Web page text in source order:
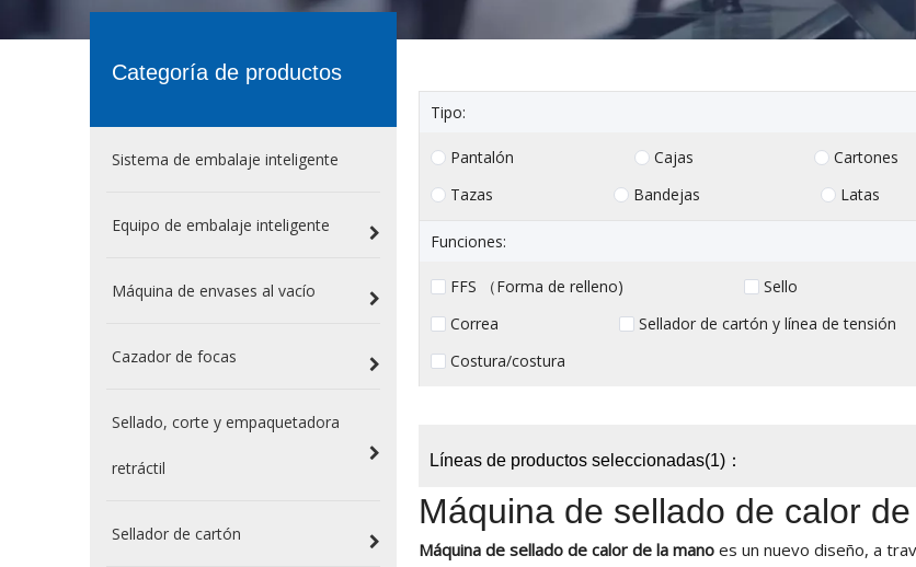
Categoría de productos
Sistema de embalaje inteligente
Equipo de embalaje inteligente
Máquina de envases al vacío
Cazador de focas
Sellado, corte y empaquetadora
retráctil
Sellador de cartón
Tipo:
Pantalón Cajas Cartones
Tazas
Bandejas Latas
Funciones:
FFS （Forma de relleno) Sello
Correa
Sellador de cartón y línea de tensión
Costura/costura
Líneas de productos seleccionadas(1)：
Máquina de sellado de calor
Máquina de sellado de calor de la mano es un nuevo diseño, a